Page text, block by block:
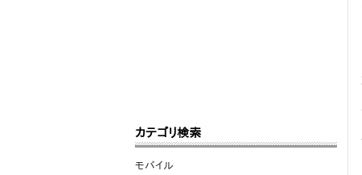
カテゴリ検索
モバイル